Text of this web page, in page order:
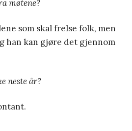
møtene?
som skal frelse folk, men
han kan gjøre det gjennom
neste år?